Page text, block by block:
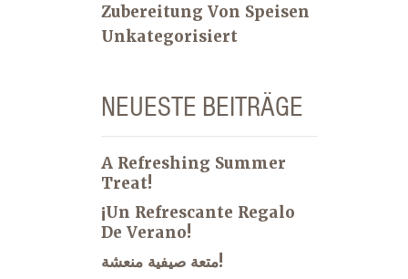
Zubereitung Von Speisen
Unkategorisiert
NEUESTE BEITRÄGE
A Refreshing Summer
Treat!
¡Un Refrescante Regalo
De Verano!
متعة صيفية منعشة!